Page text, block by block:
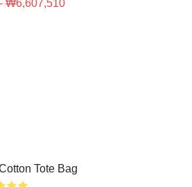
₩6,607,510
Tote Bag